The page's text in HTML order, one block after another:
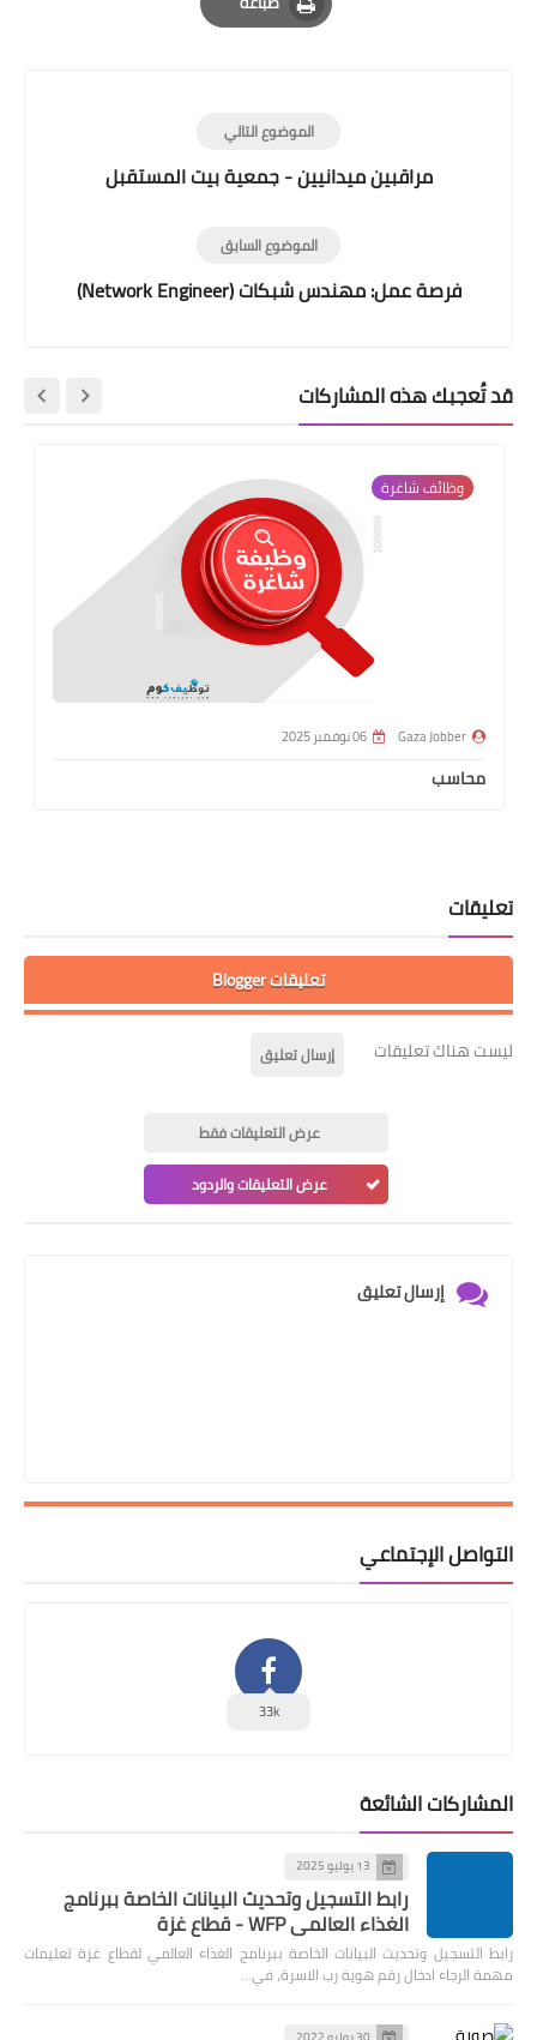
Print
الموضوع التالي
مراقبين ميدانيين - جمعية بيت المستقبل
الموضوع السابق
فرصة عمل: مهندس شبكات (Network Engineer)
قد تُعجبك هذه المشاركات
وظائف شاغرة
Gaza Jobber 06 نوفمبر 2025
محاسب
تعليقات
تعليقات Blogger
ليست هناك تعليقات إرسال تعليق
عرض التعليقات فقط
عرض التعليقات والردود
إرسال تعليق
التواصل الإجتماعي
33k
المشاركات الشائعة
13 يوليو 2025
رابط التسجيل وتحديث البيانات الخاصة ببرنامج
الغذاء العالمي WFP - قطاع غزة
رابط التسجيل وتحديث البيانات الخاصة ببرنامج الغذاء العالمي لقطاع غزة تعليمات
مهمة الرجاء ادخال رقم هوية رب الاسرة، في…